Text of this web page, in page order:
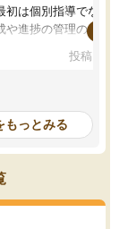
初は個別指導でなく、
や進捗の管理のみのコ
じ個別指導コースに変更
が良くなかったです。
チベーションが上がら
やめてしまいました。
加で料金を払うことで
方の予定が空いていな
投稿日：
もっとみる